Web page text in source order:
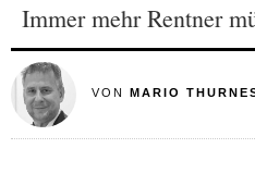
Immer mehr Rentner
VON MARIO